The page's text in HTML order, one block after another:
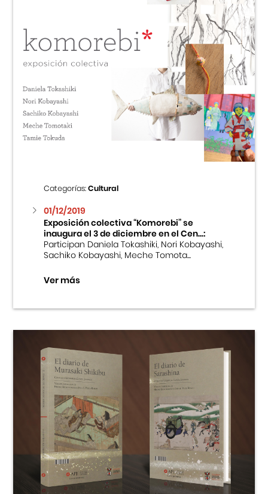
Categorías:Cultural
01/12/2019
Exposición colectiva “Komorebi” se
inaugura el 3 de diciembre en el Cen...:
Participan Daniela Tokashiki, Nori Kobayashi,
Sachiko Kobayashi, Meche Tomota...
Ver más